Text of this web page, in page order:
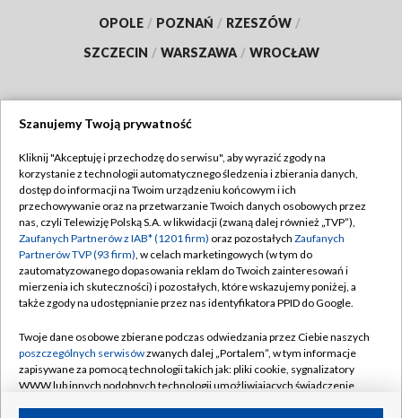
OPOLE / POZNAŃ / RZESZÓW /
SZCZECIN / WARSZAWA / WROCŁAW
TVP
Abonament TVP
Emisja w TVP
Centrum informacji TVP
Naziemna Telewizja Cyfrowa
Rada Programowa
System NOS
Informacje o nadawcy
Regulamin TVP
Polityka prywatności
Moje zgody
Pomoc
Kontakt
Kanały
Szanujemy Twoją prywatność
Kliknij "Akceptuję i przechodzę do serwisu", aby wyrazić zgody na
korzystanie z technologii automatycznego śledzenia i zbierania danych,
dostęp do informacji na Twoim urządzeniu końcowym i ich
przechowywanie oraz na przetwarzanie Twoich danych osobowych przez
nas, czyli Telewizję Polską S.A. w likwidacji (zwaną dalej również „TVP”),
Zaufanych Partnerów z IAB* (1201 firm) oraz pozostałych Zaufanych
Partnerów TVP (93 firm), w celach marketingowych (w tym do
zautomatyzowanego dopasowania reklam do Twoich zainteresowań i
mierzenia ich skuteczności) i pozostałych, które wskazujemy poniżej, a
także zgody na udostępnianie przez nas identyfikatora PPID do Google.
Twoje dane osobowe zbierane podczas odwiedzania przez Ciebie naszych
poszczególnych serwisówzwanych dalej „Portalem”, w tym informacje
zapisywane za pomocą technologii takich jak: pliki cookie, sygnalizatory
WWW lub innych podobnych technologii umożliwiających świadczenie